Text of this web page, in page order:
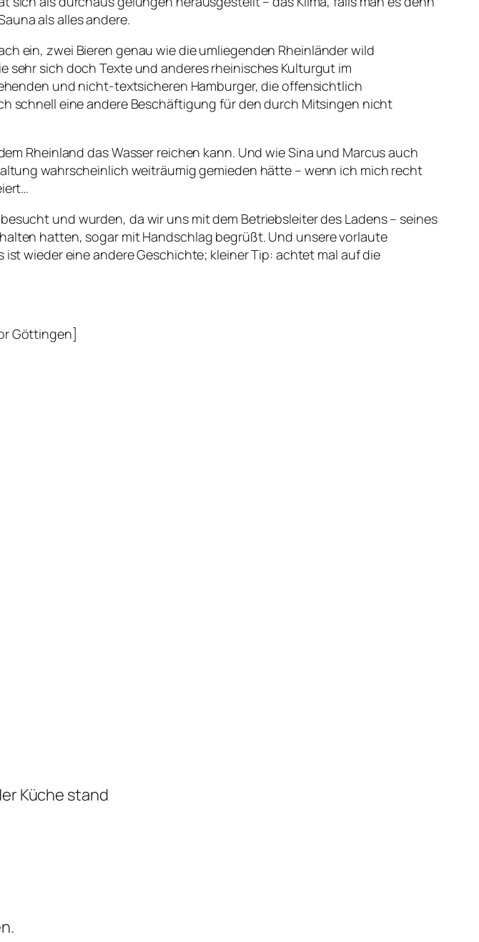
als alles andere.
ein, zwei Bieren genau wie die umliegenden Rheinländer wild
sich doch Texte und anderes rheinisches Kulturgut im
und nicht-textsicheren Hamburger, die offensichtlich
schnell eine andere Beschäftigung für den durch Mitsingen nicht
Rheinland das Wasser reichen kann. Und wie Sina und Marcus auch
wahrscheinlich weiträumig gemieden hätte – wenn ich mich recht
und wurden, da wir uns mit dem Betriebsleiter des Ladens – seines
hatten, sogar mit Handschlag begrüßt. Und unsere vorlaute
wieder eine andere Geschichte; kleiner Tip: achtet mal auf die
Göttingen]
Küche stand